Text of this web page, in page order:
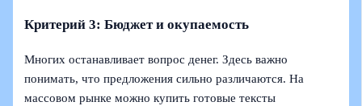
Критерий 3: Бюджет и окупаемость
Многих останавливает вопрос денег. Здесь важно
понимать, что предложения сильно различаются. На
массовом рынке можно купить готовые тексты